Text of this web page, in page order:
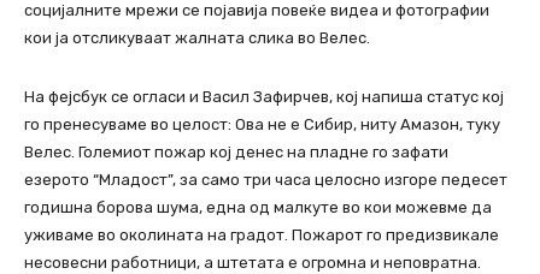
социјалните мрежи се појавија повеќе видеа и фотографии
кои ја отсликуваат жалната слика во Велес.
На фејсбук се огласи и Васил Зафирчев, кој напиша статус кој
го пренесуваме во целост: Ова не е Сибир, ниту Амазон, туку
Велес. Големиот пожар кој денес на пладне го зафати
езерото “Младост”, за само три часа целосно изгоре педесет
годишна борова шума, една од малкуте во кои можевме да
уживаме во околината на градот. Пожарот го предизвикале
несовесни работници, а штетата е огромна и неповратна.